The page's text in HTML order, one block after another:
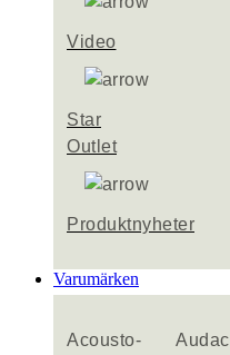
Video
Star
Outlet
Produktnyheter
Varumärken
Acousto- Audac